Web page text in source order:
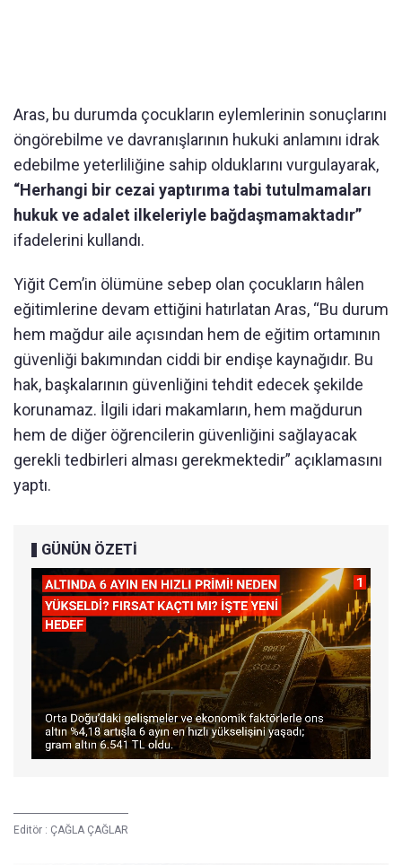
Aras, bu durumda çocukların eylemlerinin sonuçlarını
öngörebilme ve davranışlarının hukuki anlamını idrak
edebilme yeterliliğine sahip olduklarını vurgulayarak,
“Herhangi bir cezai yaptırıma tabi tutulmamaları
hukuk ve adalet ilkeleriyle bağdaşmamaktadır”
ifadelerini kullandı.
Yiğit Cem’in ölümüne sebep olan çocukların hâlen
eğitimlerine devam ettiğini hatırlatan Aras, “Bu durum
hem mağdur aile açısından hem de eğitim ortamının
güvenliği bakımından ciddi bir endişe kaynağıdır. Bu
hak, başkalarının güvenliğini tehdit edecek şekilde
korunamaz. İlgili idari makamların, hem mağdurun
hem de diğer öğrencilerin güvenliğini sağlayacak
gerekli tedbirleri alması gerekmektedir” açıklamasını
yaptı.
GÜNÜN ÖZETİ
Editör : ÇAĞLA ÇAĞLAR